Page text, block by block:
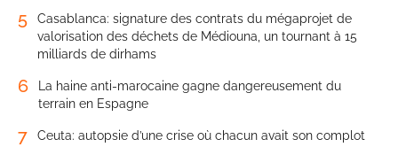
5
Casablanca: signature des contrats du mégaprojet de
valorisation des déchets de Médiouna, un tournant à 15
milliards de dirhams
6
La haine anti-marocaine gagne dangereusement du
terrain en Espagne
7 Ceuta: autopsie d’une crise où chacun avait son complot